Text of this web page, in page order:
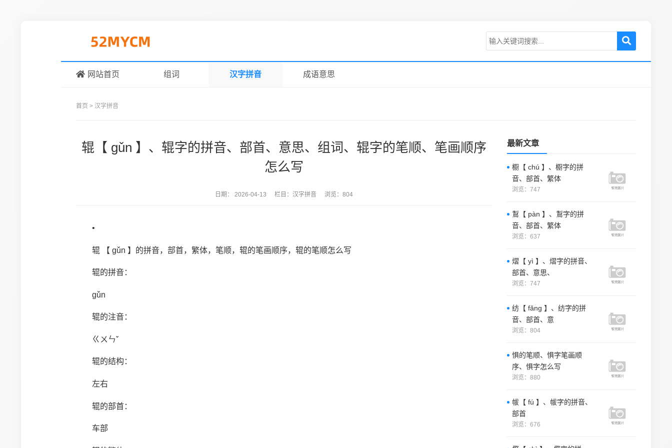
网站首页 组词 汉字拼音 成语意思
首页 > 汉字拼音
辊【 gǔn 】、辊字的拼音、部首、意思、组词、辊字的笔顺、笔画顺序
怎么写
日期：2026-04-13 栏目：汉字拼音 浏览：804
•
辊 【 gǔn 】的拼音，部首，繁体，笔顺，辊的笔画顺序，辊的笔顺怎么写
辊的拼音：
gǔn
辊的注音：
ㄍㄨㄣˇ
辊的结构：
左右
辊的部首：
车部
最新文章
櫉【 chú 】、櫉字的拼
音、部首、繁体
浏览：747
鵥【 pàn 】、鵥字的拼
音、部首、繁体
浏览：637
熠【 yì 】、熠字的拼音、
部首、意思、
浏览：747
纺【 fǎng 】、纺字的拼
音、部首、意
浏览：804
惧的笔顺、惧字笔画顺
序、惧字怎么写
浏览：880
帗【 fú 】、帗字的拼音、
部首
浏览：676